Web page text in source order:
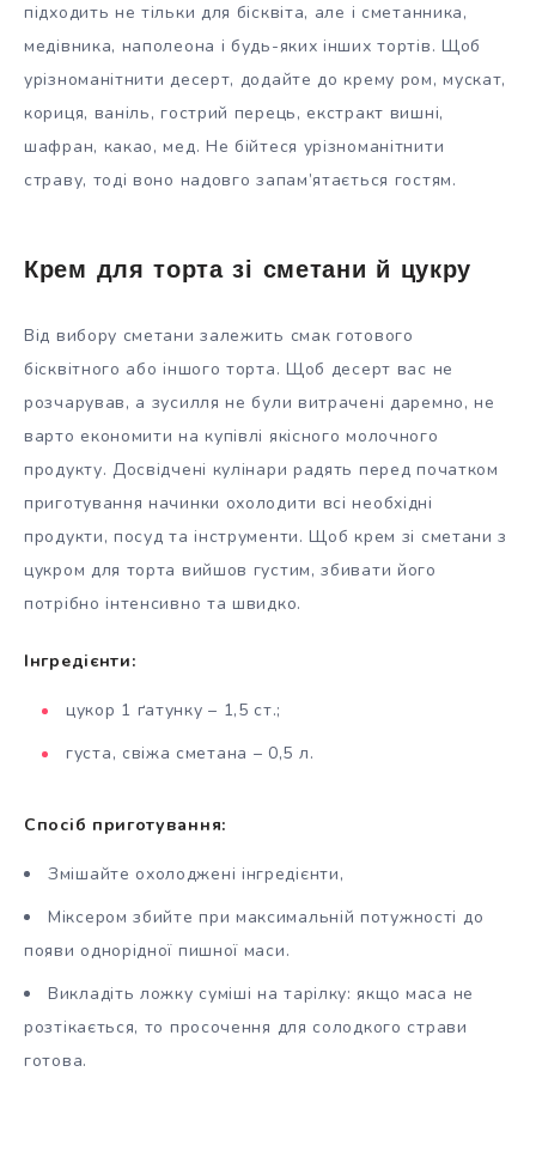
підходить не тільки для бісквіта, але і сметанника,
медівника, наполеона і будь-яких інших тортів. Щоб
урізноманітнити десерт, додайте до крему ром, мускат,
кориця, ваніль, гострий перець, екстракт вишні,
шафран, какао, мед. Не бійтеся урізноманітнити
страву, тоді воно надовго запам’ятається гостям.
Крем для торта зі сметани й цукру
Від вибору сметани залежить смак готового
бісквітного або іншого торта. Щоб десерт вас не
розчарував, а зусилля не були витрачені даремно, не
варто економити на купівлі якісного молочного
продукту. Досвідчені кулінари радять перед початком
приготування начинки охолодити всі необхідні
продукти, посуд та інструменти. Щоб крем зі сметани з
цукром для торта вийшов густим, збивати його
потрібно інтенсивно та швидко.
Інгредієнти:
цукор 1 ґатунку – 1,5 ст.;
густа, свіжа сметана – 0,5 л.
Спосіб приготування:
Змішайте охолоджені інгредієнти,
Міксером збийте при максимальній потужності до
появи однорідної пишної маси.
Викладіть ложку суміші на тарілку: якщо маса не
розтікається, то просочення для солодкого страви
готова.